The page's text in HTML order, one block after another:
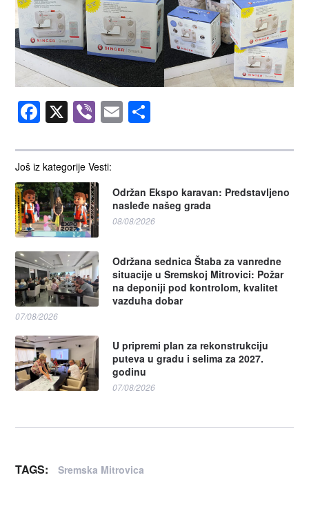
Još iz kategorije Vesti:
Održan Ekspo karavan: Predstavljeno
nasleđe našeg grada
08/08/2026
Održana sednica Štaba za vanredne
situacije u Sremskoj Mitrovici: Požar
na deponiji pod kontrolom, kvalitet
vazduha dobar
07/08/2026
U pripremi plan za rekonstrukciju
puteva u gradu i selima za 2027.
godinu
07/08/2026
Facebook
X ViberEmail
TAGS: Sremska Mitrovica